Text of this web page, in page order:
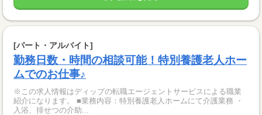
[パート・アルバイト]
勤務日数・時間の相談可能！特別養護老人ホー
ムでのお仕事♪
※この求人情報はディップの転職エージェントサービスによる職業
紹介になります。 ■業務内容：特別養護老人ホームにて介護業務 ・
入浴、排せつの介助...